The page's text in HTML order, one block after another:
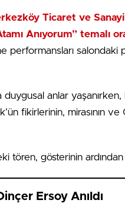
Ticaret ve
Anıyorum” temalı
performansları
anlar yaşanırken,
fikirlerinin, mirasının
tören, gösterinin
Ersoy Anıldı